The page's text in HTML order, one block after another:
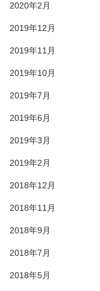
2020年2月
2019年12月
2019年11月
2019年10月
2019年7月
2019年6月
2019年3月
2019年2月
2018年12月
2018年11月
2018年9月
2018年7月
2018年5月